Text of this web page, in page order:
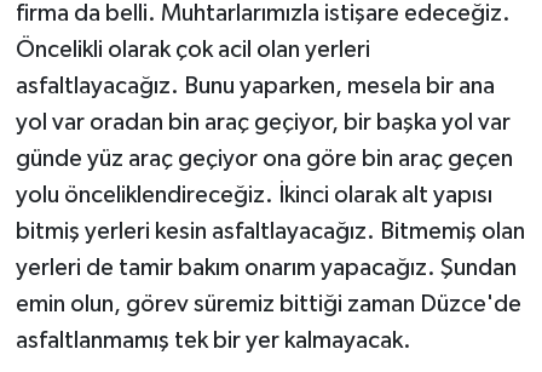
firma da belli. Muhtarlarımızla istişare edeceğiz.
Öncelikli olarak çok acil olan yerleri
asfaltlayacağız. Bunu yaparken, mesela bir ana
yol var oradan bin araç geçiyor, bir başka yol var
günde yüz araç geçiyor ona göre bin araç geçen
yolu önceliklendireceğiz. İkinci olarak alt yapısı
bitmiş yerleri kesin asfaltlayacağız. Bitmemiş olan
yerleri de tamir bakım onarım yapacağız. Şundan
emin olun, görev süremiz bittiği zaman Düzce'de
asfaltlanmamış tek bir yer kalmayacak.